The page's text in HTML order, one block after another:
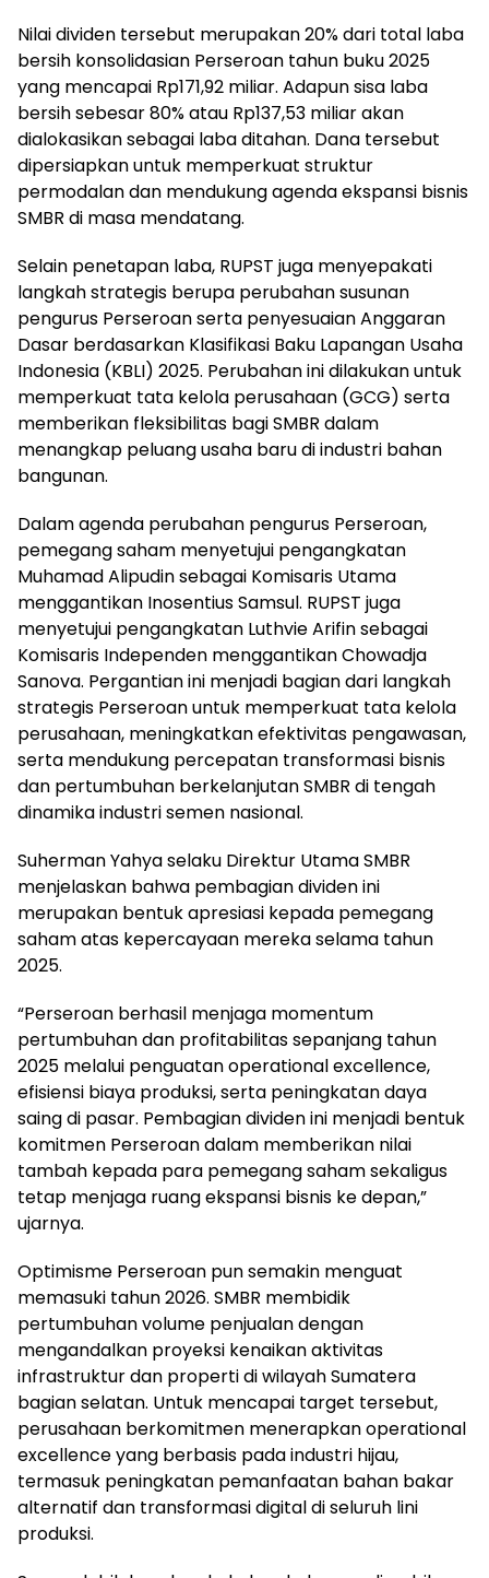
Nilai dividen tersebut merupakan 20% dari total laba
bersih konsolidasian Perseroan tahun buku 2025
yang mencapai Rp171,92 miliar. Adapun sisa laba
bersih sebesar 80% atau Rp137,53 miliar akan
dialokasikan sebagai laba ditahan. Dana tersebut
dipersiapkan untuk memperkuat struktur
permodalan dan mendukung agenda ekspansi bisnis
SMBR di masa mendatang.
Selain penetapan laba, RUPST juga menyepakati
langkah strategis berupa perubahan susunan
pengurus Perseroan serta penyesuaian Anggaran
Dasar berdasarkan Klasifikasi Baku Lapangan Usaha
Indonesia (KBLI) 2025. Perubahan ini dilakukan untuk
memperkuat tata kelola perusahaan (GCG) serta
memberikan fleksibilitas bagi SMBR dalam
menangkap peluang usaha baru di industri bahan
bangunan.
Dalam agenda perubahan pengurus Perseroan,
pemegang saham menyetujui pengangkatan
Muhamad Alipudin sebagai Komisaris Utama
menggantikan Inosentius Samsul. RUPST juga
menyetujui pengangkatan Luthvie Arifin sebagai
Komisaris Independen menggantikan Chowadja
Sanova. Pergantian ini menjadi bagian dari langkah
strategis Perseroan untuk memperkuat tata kelola
perusahaan, meningkatkan efektivitas pengawasan,
serta mendukung percepatan transformasi bisnis
dan pertumbuhan berkelanjutan SMBR di tengah
dinamika industri semen nasional.
Suherman Yahya selaku Direktur Utama SMBR
menjelaskan bahwa pembagian dividen ini
merupakan bentuk apresiasi kepada pemegang
saham atas kepercayaan mereka selama tahun
2025.
“Perseroan berhasil menjaga momentum
pertumbuhan dan profitabilitas sepanjang tahun
2025 melalui penguatan operational excellence,
efisiensi biaya produksi, serta peningkatan daya
saing di pasar. Pembagian dividen ini menjadi bentuk
komitmen Perseroan dalam memberikan nilai
tambah kepada para pemegang saham sekaligus
tetap menjaga ruang ekspansi bisnis ke depan,”
ujarnya.
Optimisme Perseroan pun semakin menguat
memasuki tahun 2026. SMBR membidik
pertumbuhan volume penjualan dengan
mengandalkan proyeksi kenaikan aktivitas
infrastruktur dan properti di wilayah Sumatera
bagian selatan. Untuk mencapai target tersebut,
perusahaan berkomitmen menerapkan operational
excellence yang berbasis pada industri hijau,
termasuk peningkatan pemanfaatan bahan bakar
alternatif dan transformasi digital di seluruh lini
produksi.